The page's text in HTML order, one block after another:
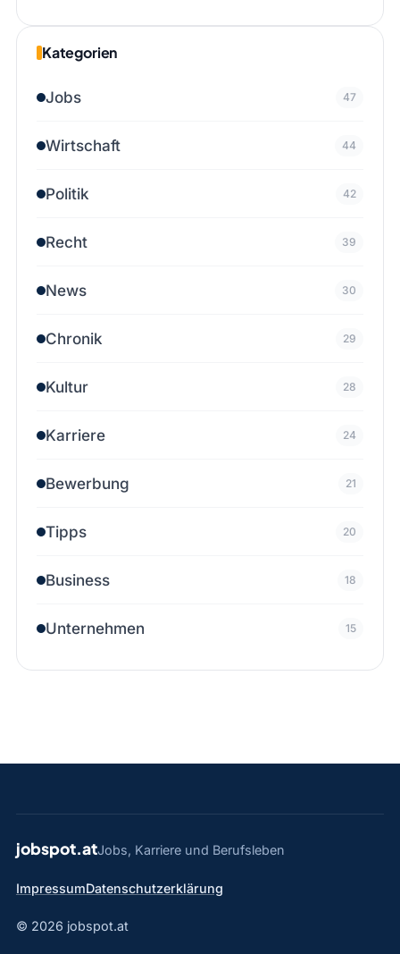
Kategorien
Jobs 47
Wirtschaft 44
Politik 42
Recht 39
News 30
Chronik 29
Kultur 28
Karriere 24
Bewerbung 21
Tipps 20
Business 18
Unternehmen 15
jobspot.atJobs, Karriere und Berufsleben
ImpressumDatenschutzerklärung
© 2026 jobspot.at